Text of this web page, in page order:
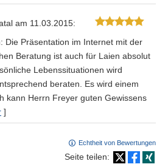
am 11.03.2015:
Die Präsentation im Internet mit der
Beratung ist auch für Laien absolut
Lebenssituationen wird
beraten. Es wird einem
kann Herrn Freyer guten Gewissens
]
Echtheit von Bewertungen
Seite teilen: